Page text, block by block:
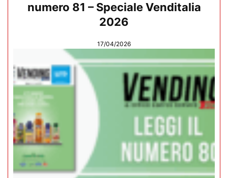
numero 81 – Speciale Venditalia
2026
17/04/2026